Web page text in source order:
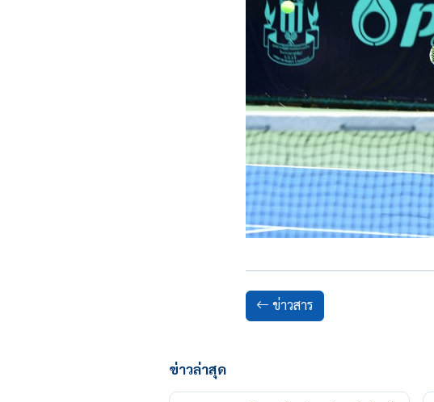
ข่าวสาร
ข่าวล่าสุด